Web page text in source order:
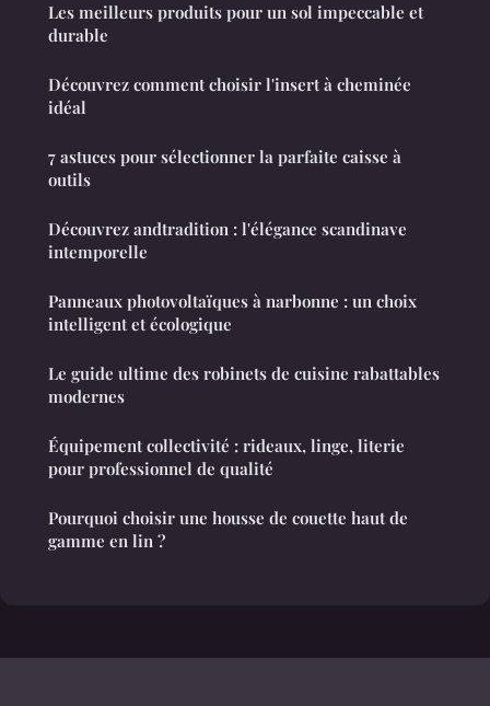
Les meilleurs produits pour un sol impeccable et
durable
Découvrez comment choisir l'insert à cheminée
idéal
7 astuces pour sélectionner la parfaite caisse à
outils
Découvrez andtradition : l'élégance scandinave
intemporelle
Panneaux photovoltaïques à narbonne : un choix
intelligent et écologique
Le guide ultime des robinets de cuisine rabattables
modernes
Équipement collectivité : rideaux, linge, literie
pour professionnel de qualité
Pourquoi choisir une housse de couette haut de
gamme en lin ?